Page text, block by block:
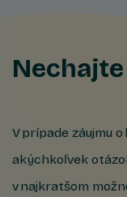
V prípade záujmu
akýchkoľvek
v najkratšom